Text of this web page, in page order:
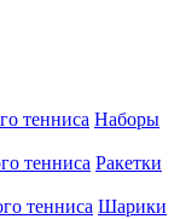
Наборы
Ракетки
Шарики